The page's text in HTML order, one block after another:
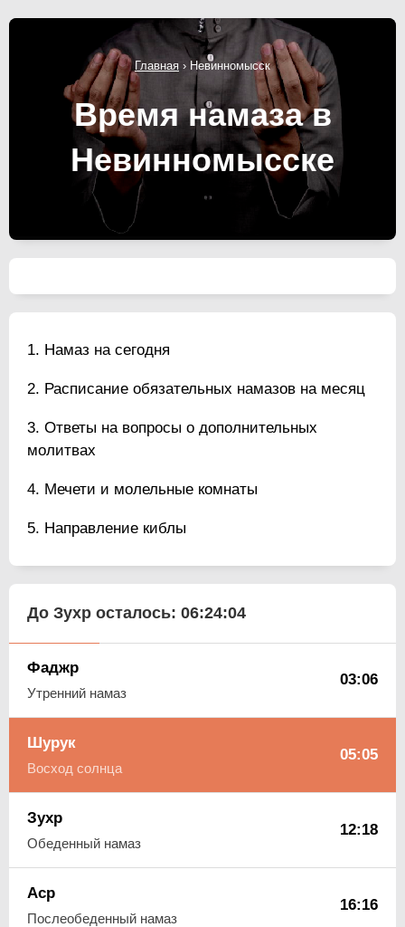
Главная › Невинномысск
Время намаза в
Невинномысске
Намаз на сегодня
Расписание обязательных намазов на месяц
Ответы на вопросы о дополнительных
молитвах
Мечети и молельные комнаты
Направление киблы
До Зухр осталось: 06:24:03
Фаджр
Утренний намаз
03:06
Шурук
Восход солнца
05:05
Зухр
Обеденный намаз
12:18
Аср
Послеобеденный намаз
16:16